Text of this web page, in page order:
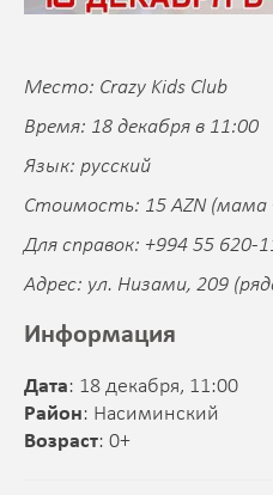
Место: Crazy Kids Club
Время: 18 декабря в 11:00
Язык: русский
Стоимость: 15 AZN (мама
Для справок: +994 55 620-
Адрес: ул. Низами, 209
Информация
Дата: 18 декабря, 11:00
Район: Насиминский
Возраст: 0+